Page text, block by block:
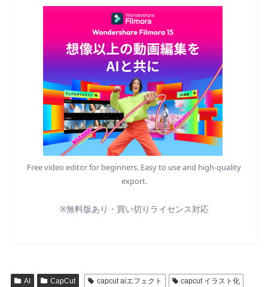
Free video editor for beginners. Easy to use and high-quality
export.
※無料版あり・買い切りライセンス対応
AI CapCut capcut aiエフェクト
capcut イラスト化